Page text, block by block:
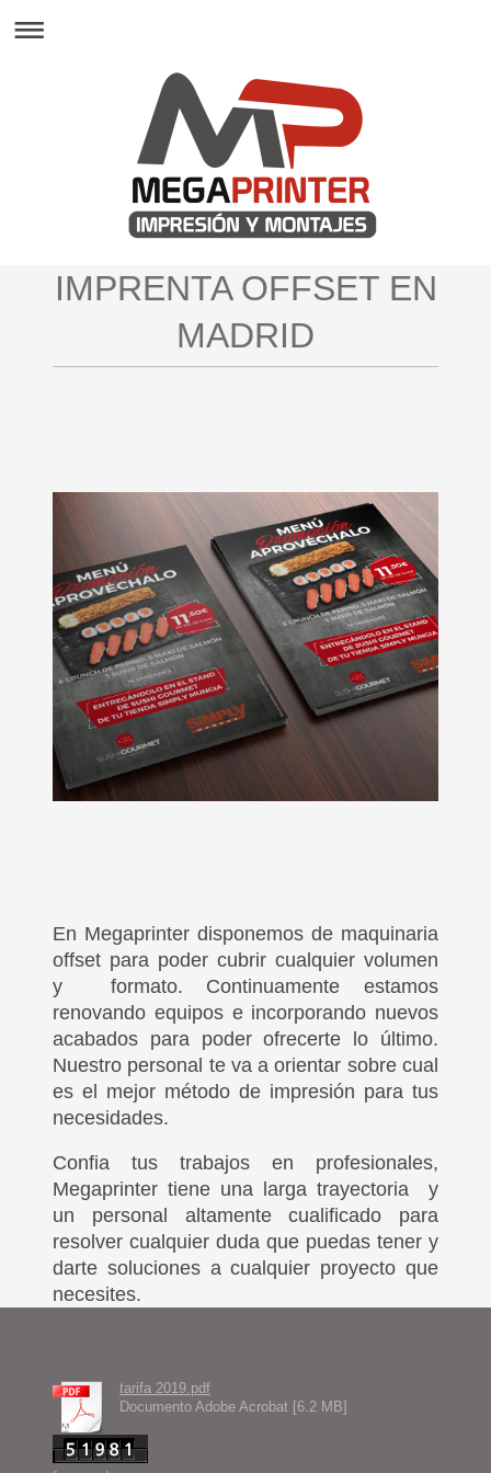
IMPRENTA OFFSET EN
MADRID
En Megaprinter disponemos de maquinaria
offset para poder cubrir cualquier volumen
y formato. Continuamente estamos
renovando equipos e incorporando nuevos
acabados para poder ofrecerte lo último.
Nuestro personal te va a orientar sobre cual
es el mejor método de impresión para tus
necesidades.
Confia tus trabajos en profesionales,
Megaprinter tiene una larga trayectoria y
un personal altamente cualificado para
resolver cualquier duda que puedas tener y
darte soluciones a cualquier proyecto que
necesites.
tarifa 2019.pdf
Documento Adobe Acrobat [6.2 MB]